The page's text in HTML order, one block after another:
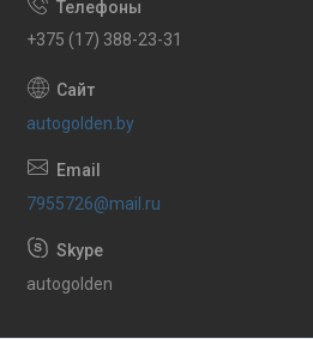
+375 (17) 388-23-31
autogolden.by
7955726@mail.ru
autogolden